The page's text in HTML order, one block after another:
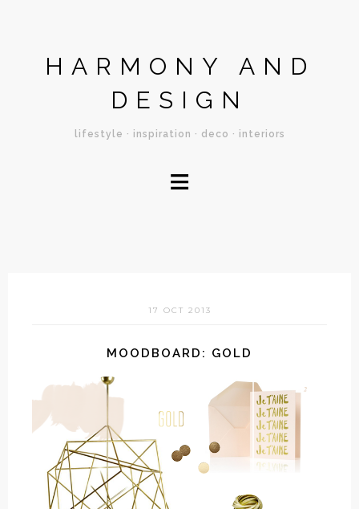
HARMONY AND
DESIGN
lifestyle · inspiration · deco · interiors
≡
17 OCT 2013
MOODBOARD: GOLD